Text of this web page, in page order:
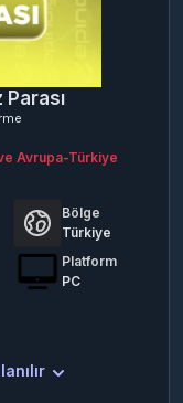
Parası
Avrupa-Türkiye
Bölge
Türkiye
Platform
PC